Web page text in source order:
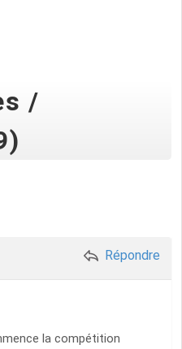
/
Répondre
la compétition